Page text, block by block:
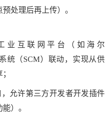
处理后再上传）。
业互联网平台（如海尔
统（SCM）联动，实现从供
，允许第三方开发者开发插件
）。